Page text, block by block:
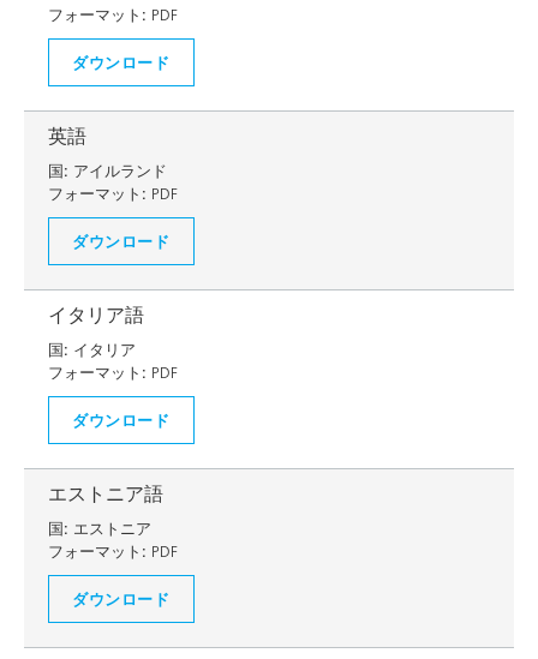
フォーマット: PDF
ダウンロード
英語
国: アイルランド
フォーマット: PDF
ダウンロード
イタリア語
国: イタリア
フォーマット: PDF
ダウンロード
エストニア語
国: エストニア
フォーマット: PDF
ダウンロード